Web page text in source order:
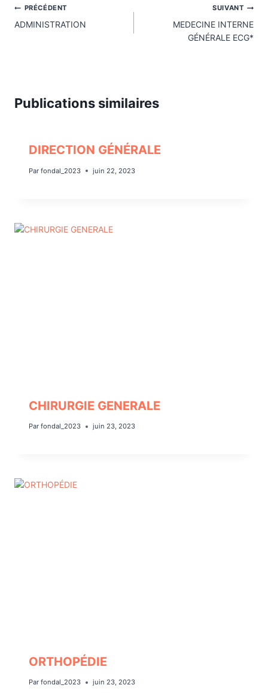
Navigation
de
PRÉCÉDENT
ADMINISTRATION
SUIVANT
MEDECINE INTERNE
GÉNÉRALE ECG*
Publications similaires
DIRECTION GÉNÉRALE
Par fondal_2023 juin 22, 2023
CHIRURGIE GENERALE
Par fondal_2023 juin 23, 2023
ORTHOPÉDIE
Par fondal_2023 juin 23, 2023